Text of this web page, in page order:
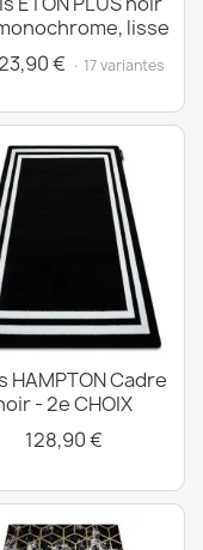
lisse
€ · 17 variantes
HAMPTON Cadre
- 2e CHOIX
128,90 €